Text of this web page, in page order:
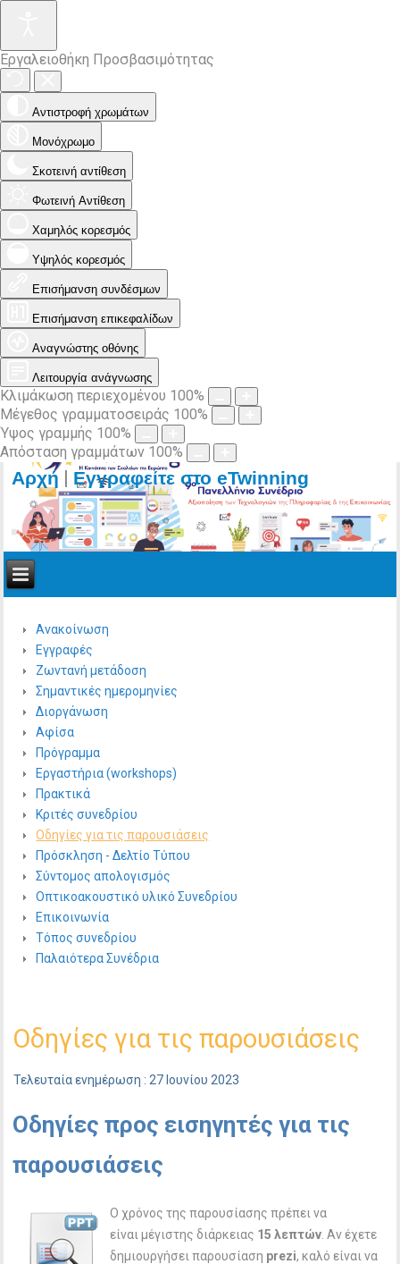
Εργαλειοθήκη Προσβασιμότητας
Αντιστροφή χρωμάτων
Μονόχρωμο
Σκοτεινή αντίθεση
Φωτεινή Αντίθεση
Χαμηλός κορεσμός
Υψηλός κορεσμός
Επισήμανση συνδέσμων
Επισήμανση επικεφαλίδων
Αναγνώστης οθόνης
Λειτουργία ανάγνωσης
Κλιμάκωση περιεχομένου 100%
Μέγεθος γραμματοσειράς 100%
Ύψος γραμμής 100%
Απόσταση γραμμάτων 100%
Αρχή | Εγγραφείτε στο eTwinning
Ανακοίνωση
Εγγραφές
Ζωντανή μετάδοση
Σημαντικές ημερομηνίες
Διοργάνωση
Αφίσα
Πρόγραμμα
Εργαστήρια (workshops)
Πρακτικά
Κριτές συνεδρίου
Οδηγίες για τις παρουσιάσεις
Πρόσκληση - Δελτίο Τύπου
Σύντομος απολογισμός
Οπτικοακουστικό υλικό Συνεδρίου
Επικοινωνία
Τόπος συνεδρίου
Παλαιότερα Συνέδρια
Οδηγίες για τις παρουσιάσεις
Τελευταία ενημέρωση : 27 Ιουνίου 2023
Οδηγίες προς εισηγητές για τις
παρουσιάσεις
Ο χρόνος της παρουσίασης πρέπει να
είναι μέγιστης διάρκειας 15 λεπτών. Αν έχετε
δημιουργήσει παρουσίαση prezi, καλό είναι να